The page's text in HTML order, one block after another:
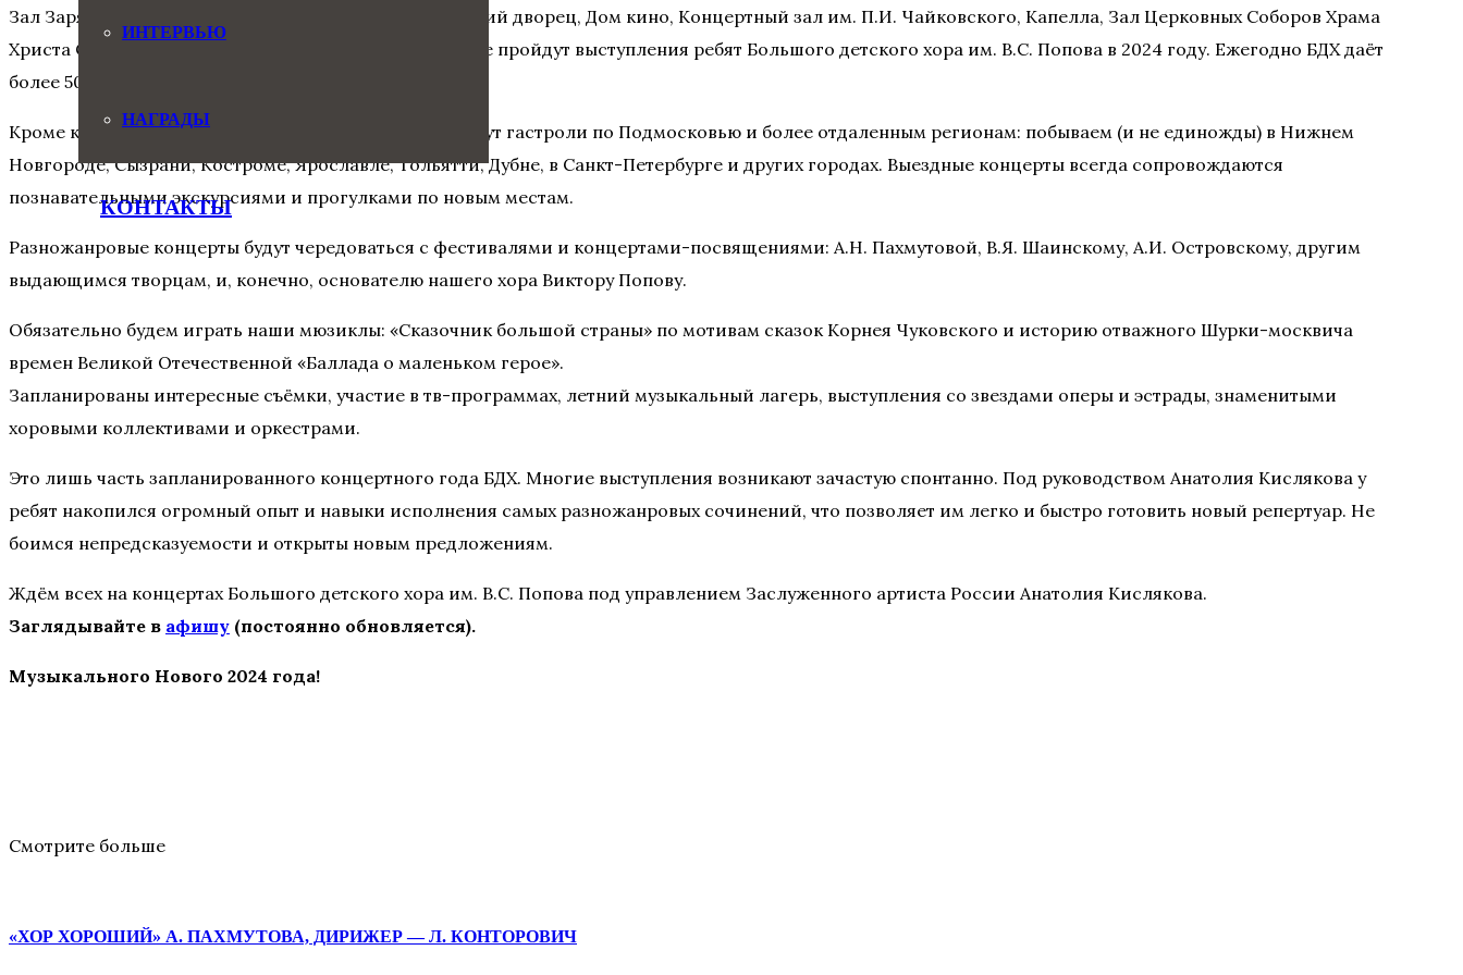
ИНТЕРВЬЮ
НАГРАДЫ
КОНТАКТЫ
Зал Зарядье, Большой зал консерватории, Кремлёвский дворец, Дом кино, Концертный зал им. П.И. Чайковского, Капелла, Зал Церковных Соборов Храма
Христа Спасителя – вот лишь немногие площадки, где пройдут выступления ребят Большого детского хора им. В.С. Попова в 2024 году. Ежегодно БДХ даёт
более 50 концертов.
Кроме концертов на лучших сценах Москвы, ребят ждут гастроли по Подмосковью и более отдаленным регионам: побываем (и не единожды) в Нижнем
Новгороде, Сызрани, Костроме, Ярославле, Тольятти, Дубне, в Санкт-Петербурге и других городах. Выездные концерты всегда сопровождаются
познавательными экскурсиями и прогулками по новым местам.
Разножанровые концерты будут чередоваться с фестивалями и концертами-посвящениями: А.Н. Пахмутовой, В.Я. Шаинскому, А.И. Островскому, другим
выдающимся творцам, и, конечно, основателю нашего хора Виктору Попову.
Обязательно будем играть наши мюзиклы: «Сказочник большой страны» по мотивам сказок Корнея Чуковского и историю отважного Шурки-москвича
времен Великой Отечественной «Баллада о маленьком герое».
Запланированы интересные съёмки, участие в тв-программах, летний музыкальный лагерь, выступления со звездами оперы и эстрады, знаменитыми
хоровыми коллективами и оркестрами.
Это лишь часть запланированного концертного года БДХ. Многие выступления возникают зачастую спонтанно. Под руководством Анатолия Кислякова у
ребят накопился огромный опыт и навыки исполнения самых разножанровых сочинений, что позволяет им легко и быстро готовить новый репертуар. Не
боимся непредсказуемости и открыты новым предложениям.
Ждём всех на концертах Большого детского хора им. В.С. Попова под управлением Заслуженного артиста России Анатолия Кислякова.
Заглядывайте в афишу (постоянно обновляется).
Музыкального Нового 2024 года!
Смотрите больше
«ХОР ХОРОШИЙ» А. ПАХМУТОВА, ДИРИЖЕР — Л. КОНТОРОВИЧ